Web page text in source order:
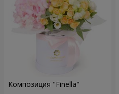
Композиция "Finella"